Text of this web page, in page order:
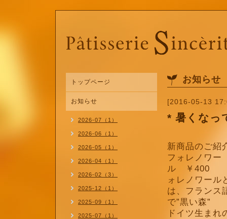
お知らせ
[2016-05-13
* 暑くなっ
新商品のご紹
フォレノワー
ル ￥400
ォレノワール
は、フランス
で”黒い森”
ドイツ生まれ
トップページ
お知らせ
2026-07（1）
2026-06（1）
2026-05（1）
2026-04（1）
2026-02（3）
2025-12（1）
2025-09（1）
2025-07（1）